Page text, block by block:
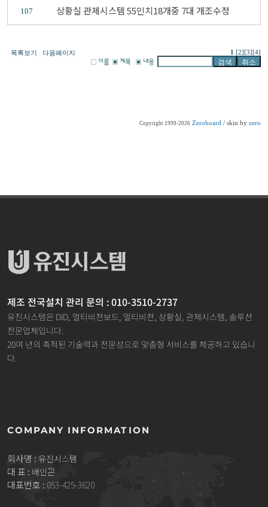
107 상황실 관제시스템 55인치18개중 7대 개조수정
목록보기 다음페이지 1 [2] [3] [4]
Copyright 1999-2026 Zeroboard / skin by zero
제조 전국설치 관리 문의 : 010-3510-2737
유진시스템은 DID, 멀티비젼보드, 멀티비젼, 상황실, 관제시스템, 솔루션
전문업체입니다.
20여 년의 축적된 기술력과 전문성으로 맞춤형 서비스를 제공하고 있습니
다.
COMPANY INFORMATION
회사명 : 유진시스템
대 표 : 배인곤
대표번호 : 053-425-3620